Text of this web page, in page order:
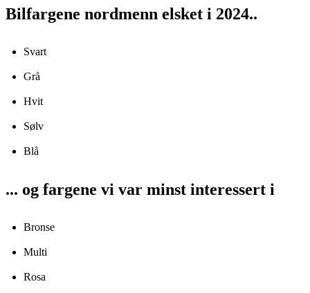
Bilfargene nordmenn elsket i 2024..
Svart
Grå
Hvit
Sølv
Blå
... og fargene vi var minst interessert i
Bronse
Multi
Rosa